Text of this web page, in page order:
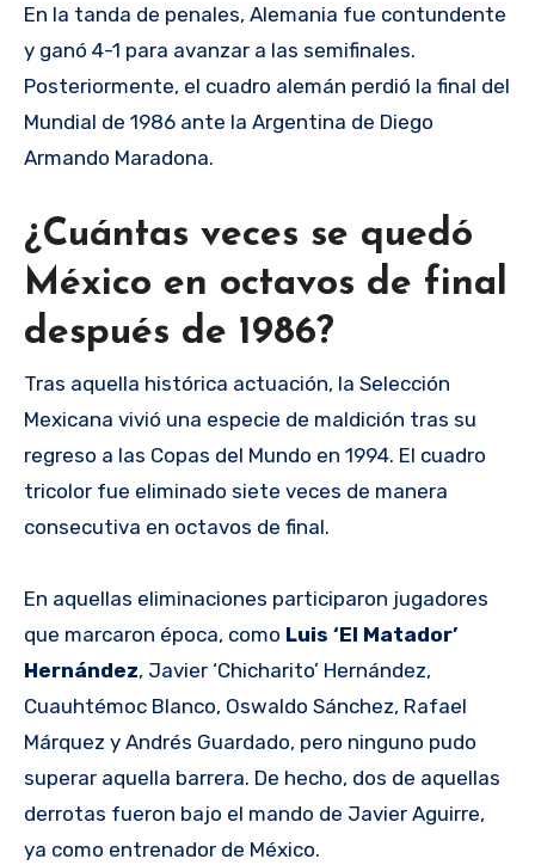
En la tanda de penales, Alemania fue contundente
y ganó 4-1 para avanzar a las semifinales.
Posteriormente, el cuadro alemán perdió la final del
Mundial de 1986 ante la Argentina de Diego
Armando Maradona.
¿Cuántas veces se quedó
México en octavos de final
después de 1986?
Tras aquella histórica actuación, la Selección
Mexicana vivió una especie de maldición tras su
regreso a las Copas del Mundo en 1994. El cuadro
tricolor fue eliminado siete veces de manera
consecutiva en octavos de final.
En aquellas eliminaciones participaron jugadores
que marcaron época, como Luis ‘El Matador’
Hernández, Javier ‘Chicharito’ Hernández,
Cuauhtémoc Blanco, Oswaldo Sánchez, Rafael
Márquez y Andrés Guardado, pero ninguno pudo
superar aquella barrera. De hecho, dos de aquellas
derrotas fueron bajo el mando de Javier Aguirre,
ya como entrenador de México.